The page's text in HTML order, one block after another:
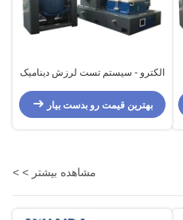
الکترو - سیستم تست لرزش دینامیک
بهترین قیمت رو بدست بیار
مشاهده بیشتر > >